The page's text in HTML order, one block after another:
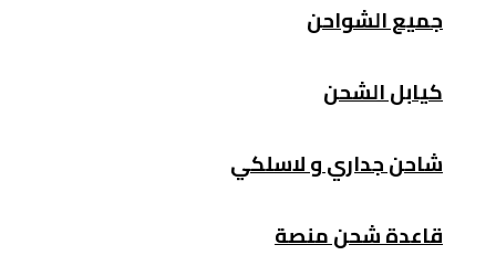
جميع الشواحن
كيابل الشحن
شاحن جداري و لاسلكي
قاعدة شحن منصة